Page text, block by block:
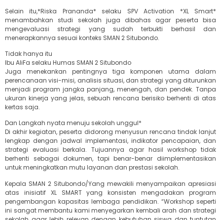
Selain itu,*Riska Prananda* selaku SPV Activation *XL Smart*
menambahkan studi sekolah juga dibahas agar peserta bisa
mengevaluasi strategi yang sudah terbukti berhasil dan
menerapkannya sesuai konteks SMAN 2 Situbondo.
Tidak hanya itu
Ibu AliFa selaku Humas SMAN 2 Situbondo
Juga menekankan pentingnya tiga komponen utama dalam
perencanaan visi-misi, analisis situasi, dan strategi yang diturunkan
menjadi program jangka panjang, menengah, dan pendek. Tanpa
ukuran kinerja yang jelas, sebuah rencana berisiko berhenti di atas
kertas saja.
Dan Langkah nyata menuju sekolah unggul*
Di akhir kegiatan, peserta didorong menyusun rencana tindak lanjut
lengkap dengan jadwal implementasi, indikator pencapaian, dan
strategi evaluasi berkala. Tujuannya agar hasil workshop tidak
berhenti sebagai dokumen, tapi benar-benar diimplementasikan
untuk meningkatkan mutu layanan dan prestasi sekolah.
Kepala SMAN 2 Situbondo/Yang mewakili menyampaikan apresiasi
atas inisiatif XL SMART yang konsisten mengadakan program
pengembangan kapasitas lembaga pendidikan. “Workshop seperti
ini sangat membantu kami menyegarkan kembali arah dan strategi